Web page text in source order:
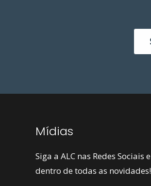
Mídias
Siga a ALC nas Redes Sociais
dentro de todas as novidades!